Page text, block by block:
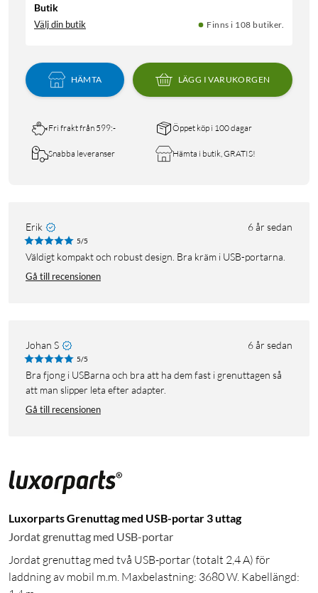
Butik
Välj din butik Finns i 108 butiker.
HÄMTA LÄGG I VARUKORGEN
Fri frakt från 599:- Öppet köp i 100 dagar
Snabba leveranser Hämta i butik, GRATIS!
Erik 6 år sedan
5/5
Väldigt kompakt och robust design. Bra kräm i USB-portarna.
Gå till recensionen
Johan S 6 år sedan
5/5
Bra fjong i USBarna och bra att ha dem fast i grenuttagen så
att man slipper leta efter adapter.
Gå till recensionen
Luxorparts Grenuttag med USB-portar 3 uttag
Jordat grenuttag med USB-portar
Jordat grenuttag med två USB-portar (totalt 2,4 A) för
laddning av mobil m.m. Maxbelastning: 3680 W. Kabellängd: